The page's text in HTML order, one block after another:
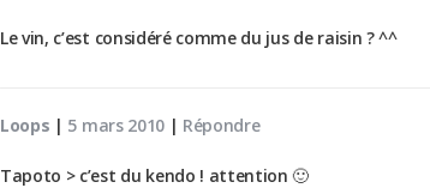
Le vin, c’est considéré comme du jus de raisin ? ^^
Loops | 5 mars 2010| Répondre
Tapoto > c’est du kendo ! attention 🙂